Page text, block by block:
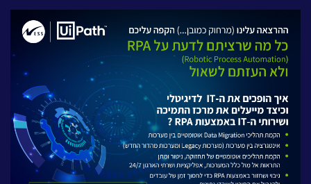
לעבוד בנס
אירועים וכנסים
פודקאסט
נס בכותרות
וובינרים מומלצים
דברו איתנו